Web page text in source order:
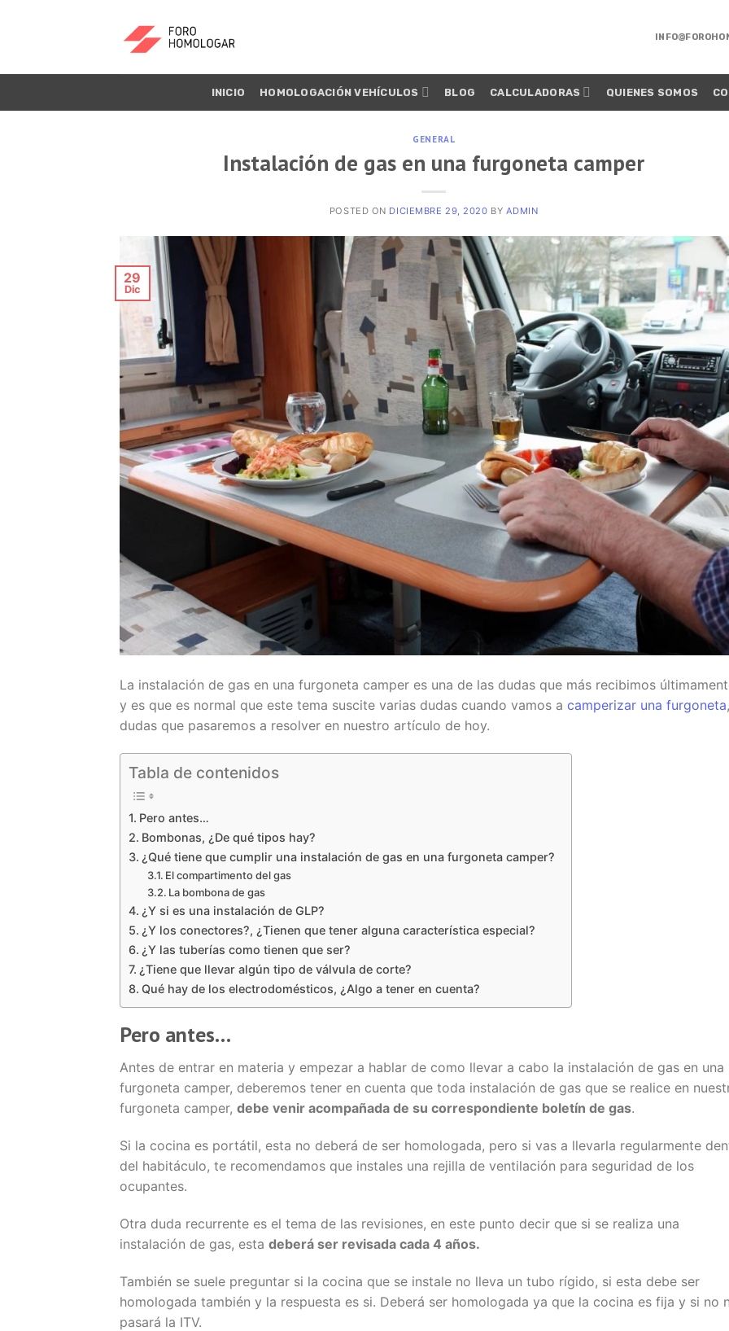
INICIO HOMOLOGACIÓN VEHÍCULOS BLOG CALCULADORAS QUIENES SOMOS
GENERAL
Instalación de gas en una furgoneta camper
POSTED ON DICIEMBRE 29, 2020 BY ADMIN
29
Dic
La instalación de gas en una furgoneta camper es una de las dudas que más recibimos
y es que es normal que este tema suscite varias dudas cuando vamos a camperizar una furgoneta,
dudas que pasaremos a resolver en nuestro artículo de hoy.
Tabla de contenidos
Pero antes…
Bombonas, ¿De qué tipos hay?
¿Qué tiene que cumplir una instalación de gas en una furgoneta camper?
El compartimento del gas
La bombona de gas
¿Y si es una instalación de GLP?
¿Y los conectores?, ¿Tienen que tener alguna característica especial?
¿Y las tuberías como tienen que ser?
¿Tiene que llevar algún tipo de válvula de corte?
Qué hay de los electrodomésticos, ¿Algo a tener en cuenta?
Pero antes…
Antes de entrar en materia y empezar a hablar de como llevar a cabo la instalación de gas en una
furgoneta camper, deberemos tener en cuenta que toda instalación de gas que se realice en
furgoneta camper, debe venir acompañada de su correspondiente boletín de gas.
Si la cocina es portátil, esta no deberá de ser homologada, pero si vas a llevarla regularmente
del habitáculo, te recomendamos que instales una rejilla de ventilación para seguridad de los
ocupantes.
Otra duda recurrente es el tema de las revisiones, en este punto decir que si se realiza una
instalación de gas, esta deberá ser revisada cada 4 años.
También se suele preguntar si la cocina que se instale no lleva un tubo rígido, si esta debe ser
homologada también y la respuesta es si. Deberá ser homologada ya que la cocina es fija y si no
pasará la ITV.